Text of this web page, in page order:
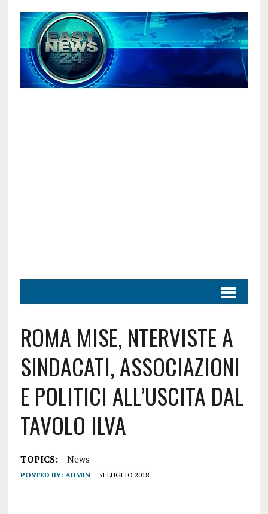
ROMA MISE, NTERVISTE A
SINDACATI, ASSOCIAZIONI
E POLITICI ALL’USCITA DAL
TAVOLO ILVA
TOPICS: News
POSTED BY: ADMIN 31 LUGLIO 2018